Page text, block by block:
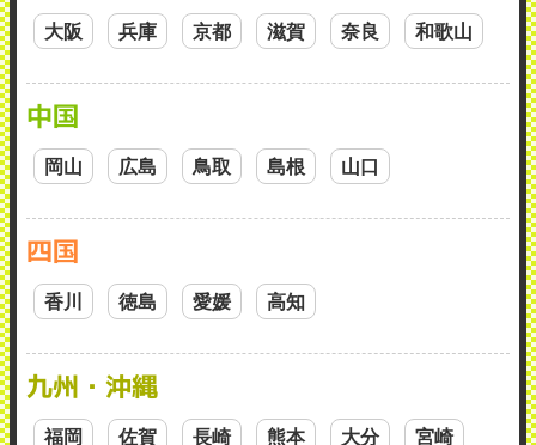
大阪 兵庫 京都 滋賀 奈良 和歌山
中国
岡山 広島 鳥取 島根 山口
四国
香川 徳島 愛媛 高知
九州・沖縄
福岡 佐賀 長崎 熊本 大分 宮崎